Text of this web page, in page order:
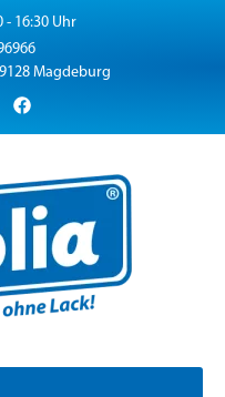
- 16:30 Uhr
Magdeburg